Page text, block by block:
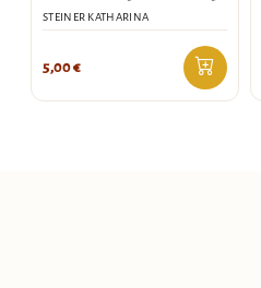
STEINER KATHARINA
5,00€